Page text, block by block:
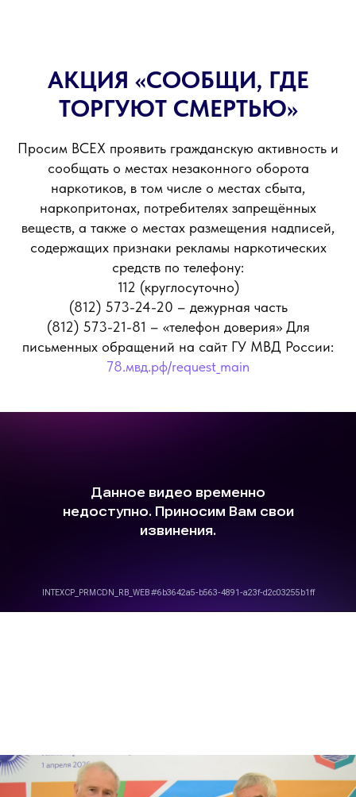
АКЦИЯ «СООБЩИ, ГДЕ
ТОРГУЮТ СМЕРТЬЮ»
Просим ВСЕХ проявить гражданскую активность и
сообщать о местах незаконного оборота
наркотиков, в том числе о местах сбыта,
наркопритонах, потребителях запрещённых
веществ, а также о местах размещения надписей,
содержащих признаки рекламы наркотических
средств по телефону:
112 (круглосуточно)
(812) 573-24-20 – дежурная часть
(812) 573-21-81 – «телефон доверия» Для
письменных обращений на сайт ГУ МВД России:
78.мвд.рф/request_main